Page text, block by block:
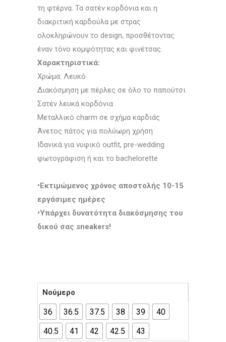
τη φτέρνα. Τα σατέν κορδόνια και η
διακριτική καρδούλα με στρας
ολοκληρώνουν το design, προσθέτοντας
έναν τόνο κομψότητας και φινέτσας.
Χαρακτηριστικά:
Χρώμα: Λευκό
Διακόσμηση με πέρλες σε όλο το παπούτσι
Σατέν λευκά κορδόνια
Μεταλλικό charm σε σχήμα καρδιάς
Άνετος πάτος για πολύωρη χρήση
Ιδανικά για νυφικό outfit, pre-wedding
φωτογράφιση ή και το bachelorette
•Εκτιμώμενος χρόνος αποστολής 10-15
εργάσιμες ημέρες
•Υπάρχει δυνατότητα διακόσμησης του
δικού σας sneakers!
Νούμερο
36 36.5 37.5 38 39
40
40.5
41 42 42.5 43